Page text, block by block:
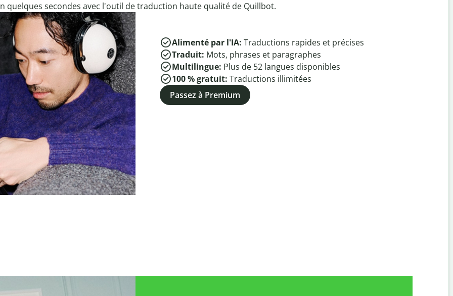
quelques secondes avec l'outil de traduction haute qualité de Quillbot.
Alimenté par l'IA: Traductions rapides et précises
Traduit: Mots, phrases et paragraphes
Multilingue: Plus de 52 langues disponibles
100 % gratuit: Traductions illimitées
Passez à Premium